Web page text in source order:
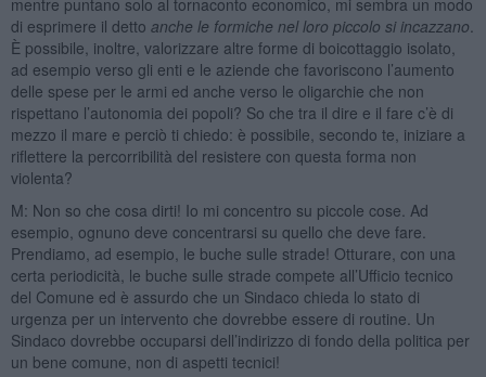
di esprimere il detto anche le formiche nel loro piccolo si incazzano
È possibile, inoltre, valorizzare altre forme di boicottaggio isolato,
ad esempio verso gli enti e le aziende che favoriscono l’aumento
delle spese per le armi ed anche verso le oligarchie che non
rispettano l’autonomia dei popoli? So che tra il dire e il fare c’è di
mezzo il mare e perciò ti chiedo: è possibile, secondo te, iniziare a
riflettere la percorribilità del resistere con questa forma non
violenta?
M: Non so che cosa dirti! Io mi concentro su piccole cose. Ad
esempio, ognuno deve concentrarsi su quello che deve fare.
Prendiamo, ad esempio, le buche sulle strade! Otturare, con una
certa periodicità, le buche sulle strade compete all’Ufficio tecnico
del Comune ed è assurdo che un Sindaco chieda lo stato di
urgenza per un intervento che dovrebbe essere di routine. Un
Sindaco dovrebbe occuparsi dell’indirizzo di fondo della politica per
un bene comune, non di aspetti tecnici!